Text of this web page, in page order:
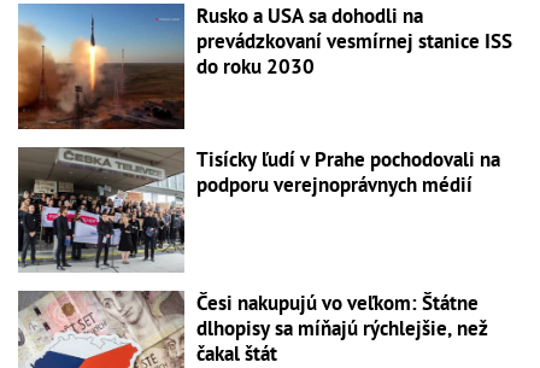
Rusko a USA sa dohodli na
prevádzkovaní vesmírnej stanice ISS
do roku 2030
Tisícky ľudí v Prahe pochodovali na
podporu verejnoprávnych médií
Česi nakupujú vo veľkom: Štátne
dlhopisy sa míňajú rýchlejšie, než
čakal štát